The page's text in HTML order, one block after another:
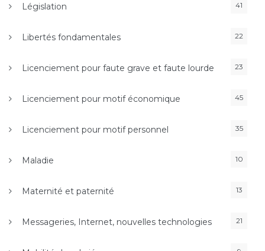
Législation 41
Libertés fondamentales 22
Licenciement pour faute grave et faute lourde 23
Licenciement pour motif économique 45
Licenciement pour motif personnel 35
Maladie 10
Maternité et paternité 13
Messageries, Internet, nouvelles technologies 21